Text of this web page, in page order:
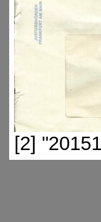
[2]